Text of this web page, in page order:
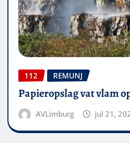
112 REMUNJ
Papieropslag vat vlam
AVLimburg jul 21,